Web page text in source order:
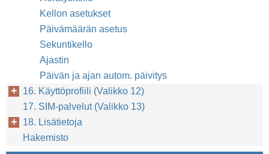
Kellon asetukset
Päivämäärän asetus
Sekuntikello
Ajastin
Päivän ja ajan autom. päivitys
16. Käyttöprofiili (Valikko 12)
17. SIM-palvelut (Valikko 13)
18. Lisätietoja
Hakemisto